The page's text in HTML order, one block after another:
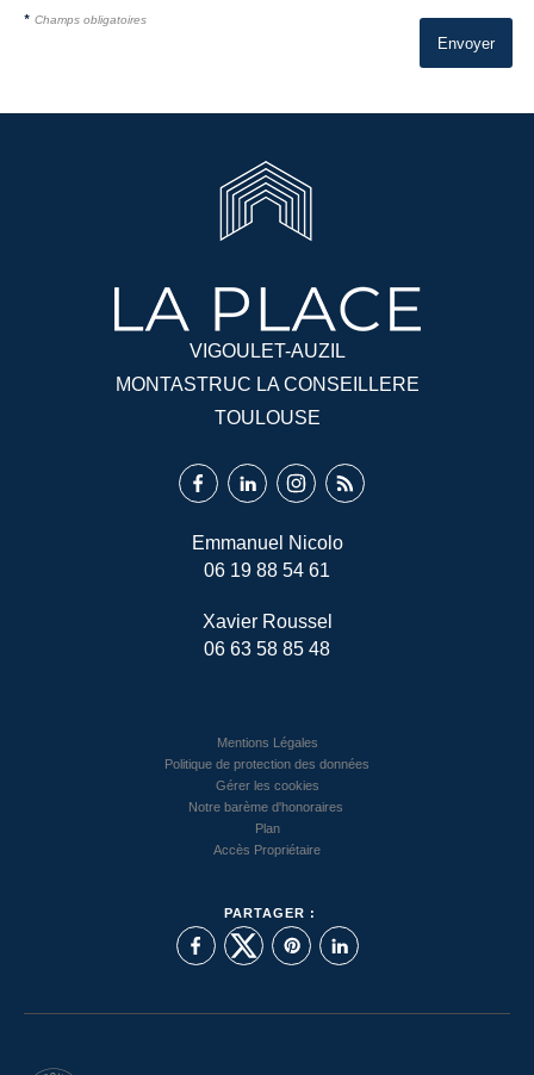
* Champs obligatoires
Emmanuel Nicolo
06 19 88 54 61
VIGOULET-AUZIL
MONTASTRUC LA CONSEILLERE
TOULOUSE
Xavier Roussel
06 63 58 85 48
Mentions Légales
Politique de protection des données
Gérer les cookies
Notre barème d'honoraires
Plan
Accès Propriétaire
PARTAGER :